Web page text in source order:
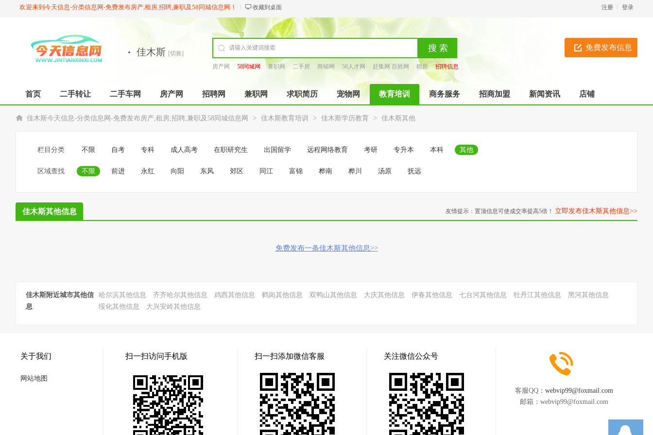
欢迎来到今天信息-分类信息网-免费发布房产,租房,招聘,兼职及58同城信息网！ 收藏到桌面 登录
注册
免费发布信息
· 佳木斯 [切换]
房产网
58同城网 兼职网 二手房 商铺网 58人才网 赶集网 百姓网 租房
招聘信息
首页 二手转让 二手车网 房产网 招聘网 兼职网 求职简历 宠物网 教育培训 商务服务 招商加盟 新闻资讯 店铺
佳木斯今天信息-分类信息网-免费发布房产,租房,招聘,兼职及58同城信息网 > 佳木斯教育培训 > 佳木斯学历教育 > 佳木斯其他
栏目分类 不限 自考 专科 成人高考 在职研究生 出国留学 远程网络教育 考研 专升本 本科 其他
区域查找 不限 前进 永红 向阳 东风 郊区 同江 富锦 桦南 桦川 汤原 抚远
佳木斯其他信息 友情提示：置顶信息可使成交率提高5倍！ 立即发布佳木斯其他信息>>
免费发布一条佳木斯其他信息>>
佳木斯附近城市其他信
息
哈尔滨其他信息 齐齐哈尔其他信息 鸡西其他信息 鹤岗其他信息 双鸭山其他信息 大庆其他信息 伊春其他信息 七台河其他信息 牡丹江其他信息
黑河其他信息
绥化其他信息
大兴安岭其他信息
关于我们
网站地图
扫一扫访问手机版 扫一扫添加微信客服 关注微信公众号
客服QQ： webvip99@foxmail.com
邮箱： webvip99@foxmail.com